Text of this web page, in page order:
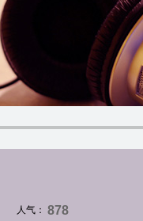
人气： 878